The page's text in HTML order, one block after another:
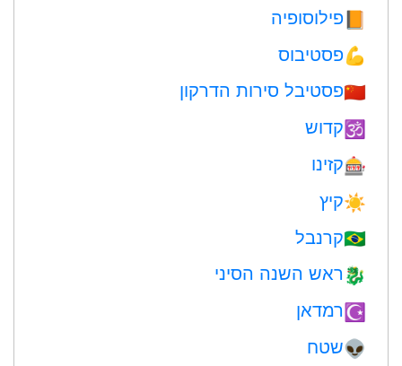
📙 פילוסופיה
💪פסטיבוס
🇨🇳פסטיבל סירות הדרקון
🕉קדוש
🎰קזינו
☀️קיץ
🇧🇷קרנבל
🐉 ראש השנה הסיני
☪️ רמדאן
👽שטח